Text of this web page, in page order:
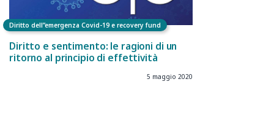
Diritto dell”emergenza Covid-19 e recovery fund
Diritto e sentimento: le ragioni di un
ritorno al principio di effettività
5 maggio 2020